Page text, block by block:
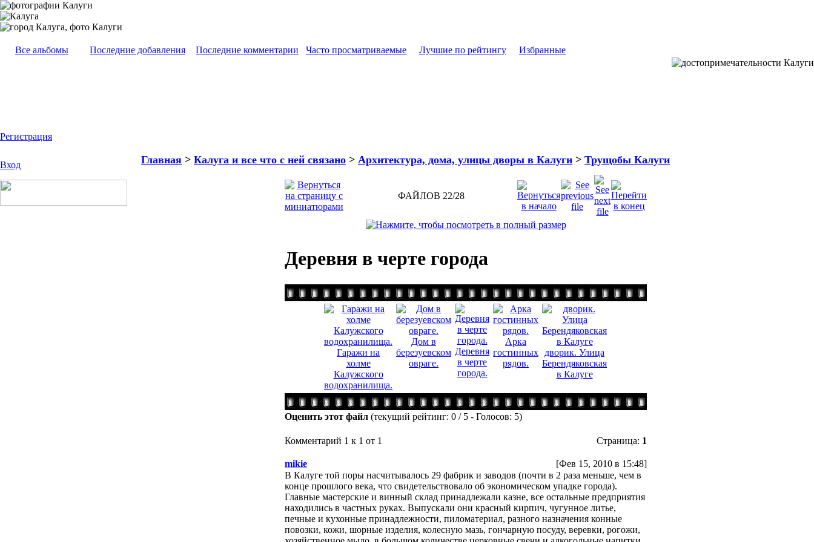
Все альбомы Последние добавления Последние комментарии Часто просматриваемые Лучшие по рейтингу Избранные
Регистрация
Вход Главная > Калуга и все что с ней связано > Архитектура, дома, улицы дворы в Калуги > Трущобы Калуги
ФАЙЛОВ 22/28
Деревня в черте города
Гаражи на
холме
Калужского
водохранилища.
Дом в
березуевском
овраге.
Деревня
в черте
города.
Арка
гостинных
рядов.
дворик. Улица
Берендяковская
в Калуге
Оценить этот файл (текущий рейтинг: 0 / 5 - Голосов: 5)
Комментарий 1 к 1 от 1 Страница: 1
mikie
[Фев 15, 2010 в 15:48]
В Калуге той поры насчитывалось 29 фабрик и заводов (почти в 2 раза меньше, чем в
конце прошлого века, что свидетельствовало об экономическом упадке города).
Главные мастерские и винный склад принадлежали казне, все остальные предприятия
находились в частных руках. Выпускали они красный кирпич, чугунное литье,
печные и кухонные принадлежности, пиломатериал, разного назначения конные
повозки, кожи, шорные изделия, колесную мазь, гончарную посуду, веревки, рогожи,